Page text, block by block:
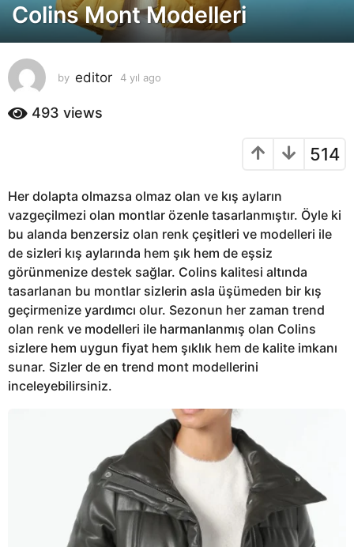
y
l
a
g
o
4
a
g
o
Colins Mont Modelleri
by editor 4 yıl ago
493 views
514
Her dolapta olmazsa olmaz olan ve kış ayların
vazgeçilmezi olan montlar özenle tasarlanmıştır. Öyle ki
bu alanda benzersiz olan renk çeşitleri ve modelleri ile
de sizleri kış aylarında hem şık hem de eşsiz
görünmenize destek sağlar. Colins kalitesi altında
tasarlanan bu montlar sizlerin asla üşümeden bir kış
geçirmenize yardımcı olur. Sezonun her zaman trend
olan renk ve modelleri ile harmanlanmış olan Colins
sizlere hem uygun fiyat hem şıklık hem de kalite imkanı
sunar. Sizler de en trend mont modellerini
inceleyebilirsiniz.